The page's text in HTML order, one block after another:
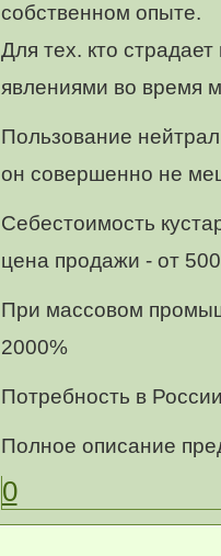
собственном опыте.
Для тех. кто
явлениями во время
Пользование
он совершенно не
Себестоимость
цена продажи - от
При массовом
2000%
Потребность в
Полное описание
0